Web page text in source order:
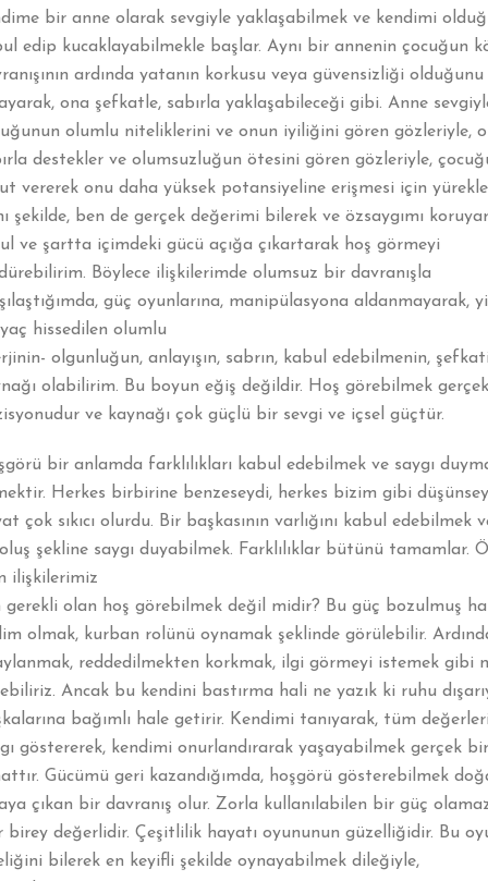
bir anne olarak sevgiyle yaklaşabilmek ve kendimi
edip kucaklayabilmekle başlar. Aynı bir annenin çocuğun
ardında yatanın korkusu veya güvensizliği olduğunu
ona şefkatle, sabırla yaklaşabileceği gibi. Anne
olumlu niteliklerini ve onun iyiliğini gören gözleriyle,
destekler ve olumsuzluğun ötesini gören gözleriyle,
vererek onu daha yüksek potansiyeline erişmesi için
şekilde, ben de gerçek değerimi bilerek ve özsaygımı
ve şartta içimdeki gücü açığa çıkartarak hoş görmeyi
Böylece ilişkilerimde olumsuz bir davranışla
güç oyunlarına, manipülasyona aldanmayarak,
hissedilen olumlu
olgunluğun, anlayışın, sabrın, kabul edebilmenin,
olabilirim. Bu boyun eğiş değildir. Hoş görebilmek
ve kaynağı çok güçlü bir sevgi ve içsel güçtür.
bir anlamda farklılıkları kabul edebilmek ve saygı
Herkes birbirine benzeseydi, herkes bizim gibi
çok sıkıcı olurdu. Bir başkasının varlığını kabul edebilmek
şekline saygı duyabilmek. Farklılıklar bütünü tamamlar.
ilişkilerimiz
gerekli olan hoş görebilmek değil midir? Bu güç bozulmuş
olmak, kurban rolünü oynamak şeklinde görülebilir.
reddedilmekten korkmak, ilgi görmeyi istemek gibi
Ancak bu kendini bastırma hali ne yazık ki ruhu
bağımlı hale getirir. Kendimi tanıyarak, tüm
göstererek, kendimi onurlandırarak yaşayabilmek gerçek bir
Gücümü geri kazandığımda, hoşgörü gösterebilmek
çıkan bir davranış olur. Zorla kullanılabilen bir güç
birey değerlidir. Çeşitlilik hayatı oyununun güzelliğidir. Bu
bilerek en keyifli şekilde oynayabilmek dileğiyle,